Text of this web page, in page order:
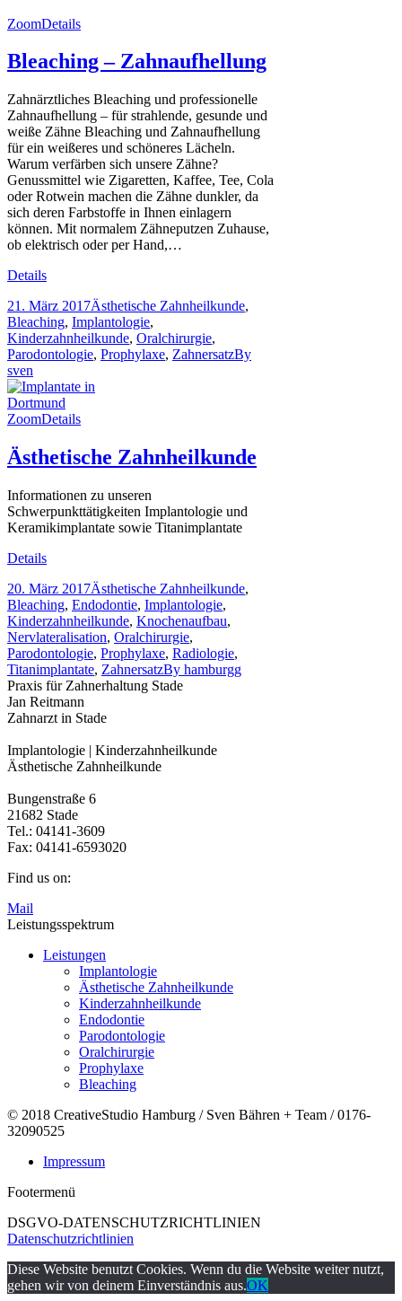
ZoomDetails
Bleaching – Zahnaufhellung
Zahnärztliches Bleaching und professionelle
Zahnaufhellung – für strahlende, gesunde und
weiße Zähne Bleaching und Zahnaufhellung
für ein weißeres und schöneres Lächeln.
Warum verfärben sich unsere Zähne?
Genussmittel wie Zigaretten, Kaffee, Tee, Cola
oder Rotwein machen die Zähne dunkler, da
sich deren Farbstoffe in Ihnen einlagern
können. Mit normalem Zähneputzen Zuhause,
ob elektrisch oder per Hand,…
Details
21. März 2017Ästhetische Zahnheilkunde,
Bleaching, Implantologie,
Kinderzahnheilkunde, Oralchirurgie,
Parodontologie, Prophylaxe, ZahnersatzBy
sven
ZoomDetails
Ästhetische Zahnheilkunde
Informationen zu unseren
Schwerpunkttätigkeiten Implantologie und
Keramikimplantate sowie Titanimplantate
Details
20. März 2017Ästhetische Zahnheilkunde,
Bleaching, Endodontie, Implantologie,
Kinderzahnheilkunde, Knochenaufbau,
Nervlateralisation, Oralchirurgie,
Parodontologie, Prophylaxe, Radiologie,
Titanimplantate, ZahnersatzBy hamburgg
Praxis für Zahnerhaltung Stade
Jan Reitmann
Zahnarzt in Stade
Implantologie | Kinderzahnheilkunde
Ästhetische Zahnheilkunde
Bungenstraße 6
21682 Stade
Tel.: 04141-3609
Fax: 04141-6593020
Find us on:
Mail
Leistungsspektrum
Leistungen
Implantologie
Ästhetische Zahnheilkunde
Kinderzahnheilkunde
Endodontie
Parodontologie
Oralchirurgie
Prophylaxe
Bleaching
© 2018 CreativeStudio Hamburg / Sven Bähren + Team / 0176-
32090525
Impressum
Footermenü
DSGVO-DATENSCHUTZRICHTLINIEN
Datenschutzrichtlinien
Diese Website benutzt Cookies. Wenn du die Website weiter nutzt,
gehen wir von deinem Einverständnis aus.OK